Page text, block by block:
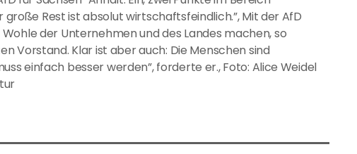
Rest ist absolut wirtschaftsfeindlich.”, Mit der AfD
der Unternehmen und des Landes machen, so
Vorstand. Klar ist aber auch: Die Menschen sind
einfach besser werden”, forderte er., Foto: Alice Weidel